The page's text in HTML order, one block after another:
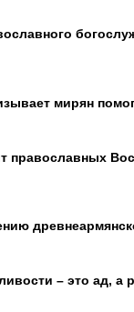
мирян
православных
– это ад, а